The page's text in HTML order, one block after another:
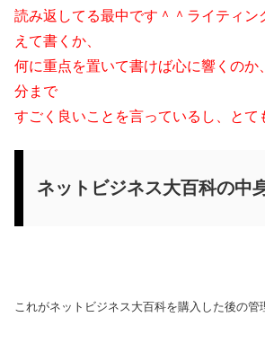
読み返してる最中です＾＾ライティン
えて書くか、
何に重点を置いて書けば心に響くのか
分まで
すごく良いことを言っているし、とて
ネットビジネス大百科の中
これがネットビジネス大百科を購入した後の管